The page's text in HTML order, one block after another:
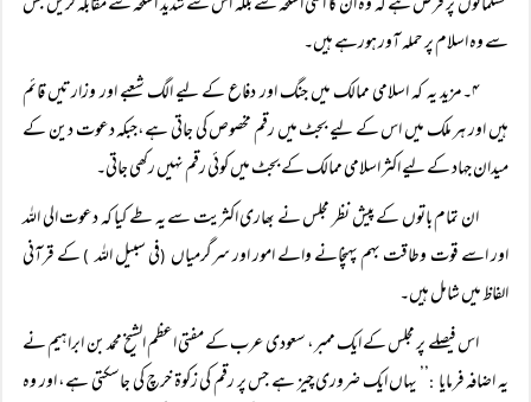
سے وہ اسلام پر حملہ آور ہورہے ہیں۔
۴۔مزید یہ کہ اسلامی ممالک میں جنگ اور دفاع کے لیے الگ شعبے اور وزارتیں قائم
ہیں اور ہر ملک میں اس کے لیے بجٹ میں رقم مخصوص کی جاتی ہے،جبکہ دعوت دین کے
میدان جہاد کے لیے اکثر اسلامی ممالک کے بجٹ میں کوئی رقم نہیں رکھی جاتی۔
ان تمام باتوں کے پیش نظر مجلس نے بھاری اکثریت سے یہ طے کیا کہ دعوت الی اللہ
اور اسے قوت وطاقت بہم پہنچانے والے امور اور سرگرمیاں (فی سبیل اللہ) کے قرآنی
الفاظ میں شامل ہیں۔
اس فیصلے پر مجلس کے ایک ممبر، سعودی عرب کے مفتی اعظم الشیخ محمد بن ابراہیم نے
یہ اضافہ فرمایا :
’’ یہاں ایک ضروری چیز ہے جس پر رقم کی زکوۃ خرچ کی جاسکتی ہے، اور وہ